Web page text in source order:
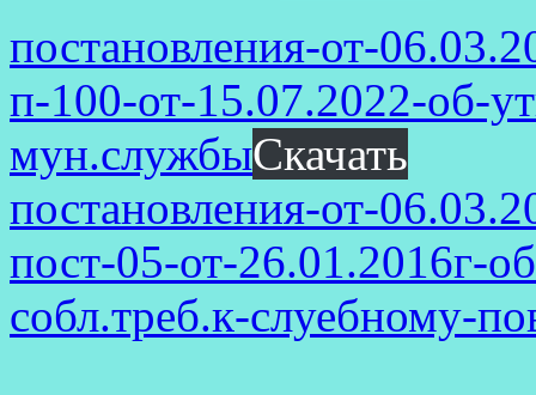
постановления-от-
п-100-от-15.07.2022-об-
мун.службыСкачать
постановления-от-
пост-05-от-26.01.2016г-
собл.треб.к-слуебному-